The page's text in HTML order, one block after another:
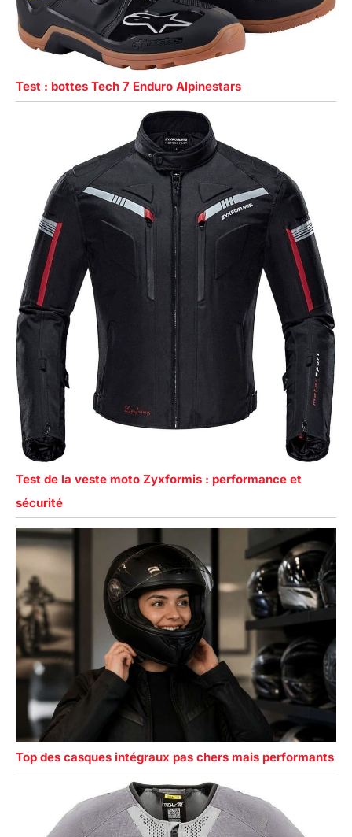
Test : bottes Tech 7 Enduro Alpinestars
Test de la veste moto Zyxformis : performance et
sécurité
Top des casques intégraux pas chers mais performants